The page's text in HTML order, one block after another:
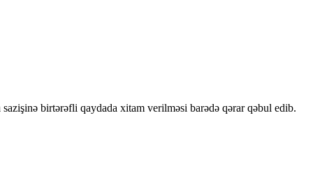
birtərəfli qaydada xitam verilməsi barədə qərar qəbul edib.